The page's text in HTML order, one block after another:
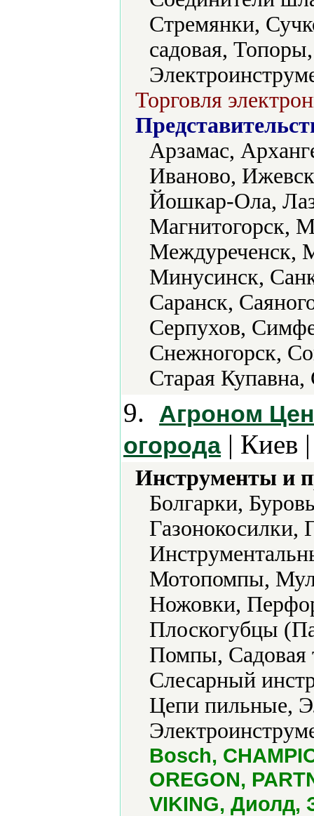
Стремянки,
садовая,
Торговля
Арзамас,
Иваново,
Йошкар-Ола,
Магнитогорск,
Междуреченск,
Минусинск,
Саранск,
Серпухов,
Снежногорск,
Старая
9.
Агроном
огорода| Киев
Инструменты и
Болгарки,
Газонокосилки,
Мотопомпы,
Ножовки,
Плоскогубцы
Помпы, Садовая
Слесарный
Цепи пильные,
Bosch,
OREGON,
VIKING, Диолд,